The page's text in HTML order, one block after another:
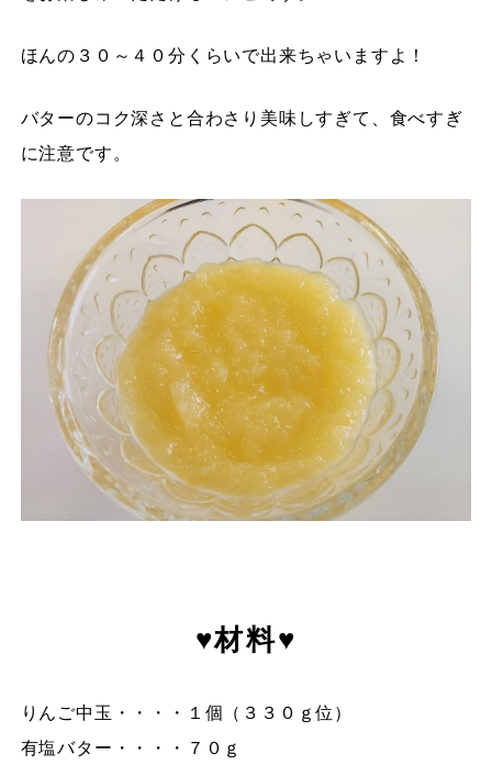
ほんの３０～４０分くらいで出来ちゃいますよ！
バターのコク深さと合わさり美味しすぎて、食べすぎ
に注意です。
♥材料♥
りんご中玉・・・・１個（３３０ｇ位）
有塩バター・・・・７０ｇ